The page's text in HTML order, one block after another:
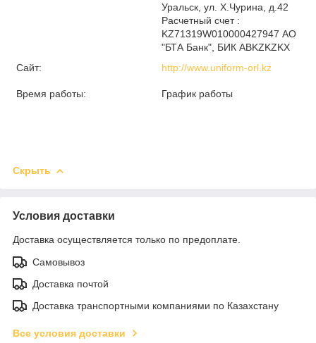
Уральск, ул. Х.Чурина, д.42
Расчетный счет :
KZ71319W010000427947 АО
"БТА Банк", БИК ABKZKZKX
Сайт:
http://www.uniform-orl.kz
Время работы: График работы
Скрыть
Условия доставки
Доставка осуществляется только по предоплате.
Самовывоз
Доставка почтой
Доставка транспортными компаниями по Казахстану
Все условия доставки